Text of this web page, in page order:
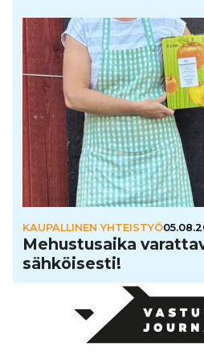
KAUPALLINEN YHTEISTYÖ
Mehus­tu­saika
säh­köi­sesti!